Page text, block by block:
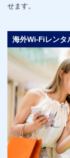
せます。
海外Wi-Fiレンタ